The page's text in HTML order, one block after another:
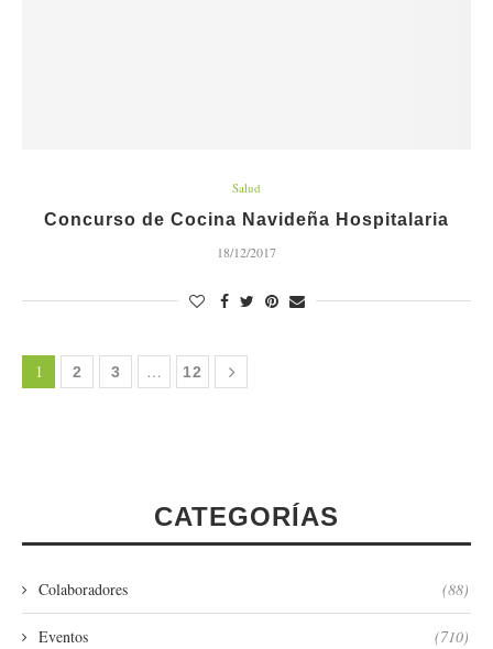
Salud
Concurso de Cocina Navideña Hospitalaria
18/12/2017
1 2 3 … 12
CATEGORÍAS
Colaboradores (88)
Eventos (710)